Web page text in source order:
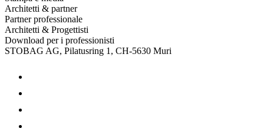
Architetti & partner
Partner professionale
Architetti & Progettisti
Download per i professionisti
STOBAG AG, Pilatusring 1, CH-5630 Muri